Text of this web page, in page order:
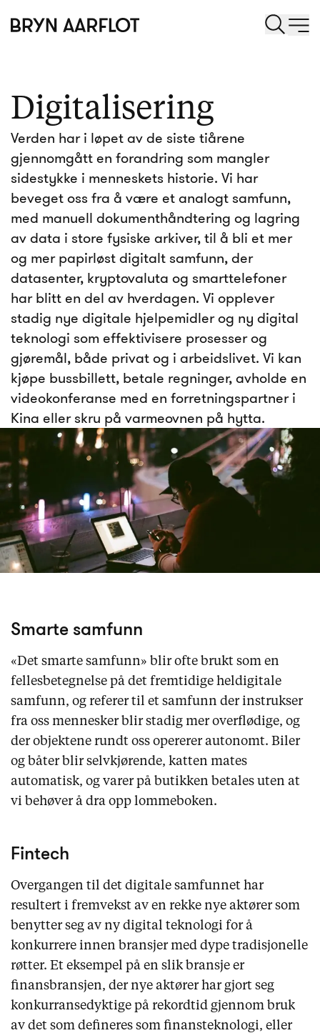
Digitalisering
Verden har i løpet av de siste tiårene
gjennomgått en forandring som mangler
sidestykke i menneskets historie. Vi har
beveget oss fra å være et analogt samfunn,
med manuell dokumenthåndtering og lagring
av data i store fysiske arkiver, til å bli et mer
og mer papirløst digitalt samfunn, der
datasenter, kryptovaluta og smarttelefoner
har blitt en del av hverdagen. Vi opplever
stadig nye digitale hjelpemidler og ny digital
teknologi som effektivisere prosesser og
gjøremål, både privat og i arbeidslivet. Vi kan
kjøpe bussbillett, betale regninger, avholde en
videokonferanse med en forretningspartner i
Kina eller skru på varmeovnen på hytta.
Smarte samfunn
«Det smarte samfunn» blir ofte brukt som en
fellesbetegnelse på det fremtidige heldigitale
samfunn, og referer til et samfunn der instrukser
fra oss mennesker blir stadig mer overflødige, og
der objektene rundt oss opererer autonomt. Biler
og båter blir selvkjørende, katten mates
automatisk, og varer på butikken betales uten at
vi behøver å dra opp lommeboken.
Fintech
Overgangen til det digitale samfunnet har
resultert i fremvekst av en rekke nye aktører som
benytter seg av ny digital teknologi for å
konkurrere innen bransjer med dype tradisjonelle
røtter. Et eksempel på en slik bransje er
finansbransjen, der nye aktører har gjort seg
konkurransedyktige på rekordtid gjennom bruk
av det som defineres som finansteknologi, eller